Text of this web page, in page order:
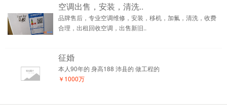
空调出售，安装，清洗..
品牌售后，专业空调维修，安装，移机，加氟，清洗，收费
合理，出租回收空调，出售新旧..
征婚
本人90年的 身高188 沛县的 做工程的
￥1000万